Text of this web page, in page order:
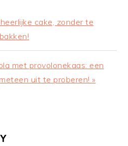
cake, zonder te
bakken!
met provolonekaas: een
uit te proberen! »